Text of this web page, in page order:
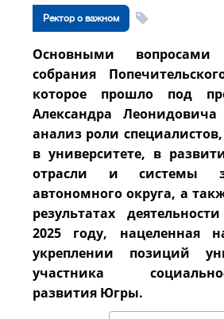
Ректор о важном
Основными
собрания
которое прошло под
Александра
анализ роли
в университете, в
отрасли и системы
автономного округа, а
результатах
2025 году, нацеленная
укреплении позиций
участника социально-
развития Югры.